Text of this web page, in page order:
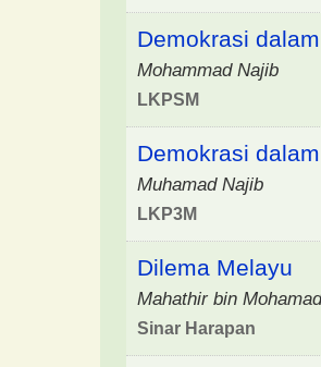
Demokrasi
Mohammad Najib
LKPSM
Demokrasi
Muhamad Najib
LKP3M
Dilema Melayu
Mahathir bin
Sinar Harapan